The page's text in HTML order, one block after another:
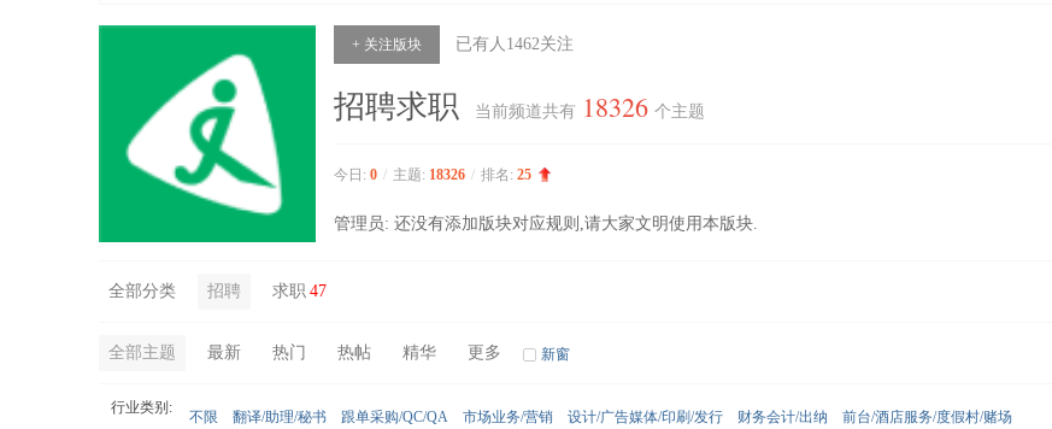
+ 关注版块 已有人 1462关注
招聘求职 当前频道共有 18326 个主题
今日: 0 / 主题: 18326 / 排名: 25
管理员: 还没有添加版块对应规则,请大家文明使用本版块.
全部分类 招聘 求职 47
全部主题 最新 热门 热帖 精华 更多 新窗
行业类别:
不限 翻译/助理/秘书 跟单采购/QC/QA 市场业务/营销 设计/广告媒体/印刷/发行 财务会计/出纳
前台/酒店服务/度假村/赌场